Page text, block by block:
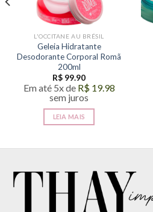
L'OCCITANE AU BRÉSIL
Geleia Hidratante
Desodorante Corporal Romã
200ml
R$ 99.90
Em até 5x de R$19.98
sem juros
LEIA MAIS